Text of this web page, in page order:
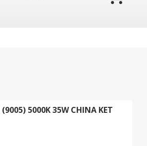
5000K 35W CHINA KET